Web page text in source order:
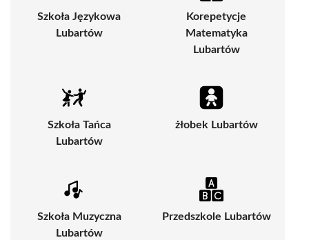
Szkoła Językowa
Lubartów
Korepetycje
Matematyka
Lubartów
Szkoła Tańca
Lubartów
żłobek Lubartów
Szkoła Muzyczna
Lubartów
Przedszkole Lubartów